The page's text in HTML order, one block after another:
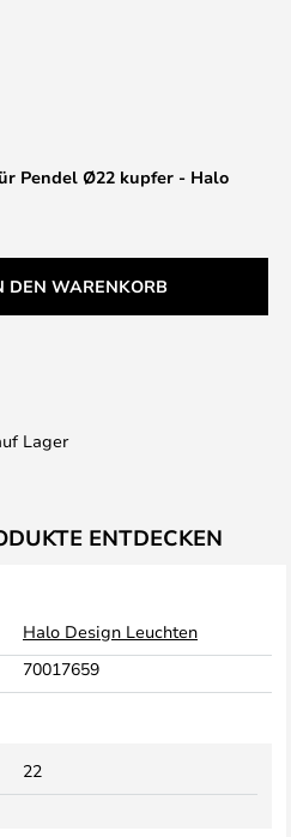
Pendel Ø22 kupfer - Halo
DEN WARENKORB
Lager
ENTDECKEN
Halo Design Leuchten
70017659
22